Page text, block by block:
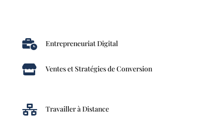
 Entrepreneuriat Digital
 Ventes et Stratégies de Conversion
 Travailler à Distance